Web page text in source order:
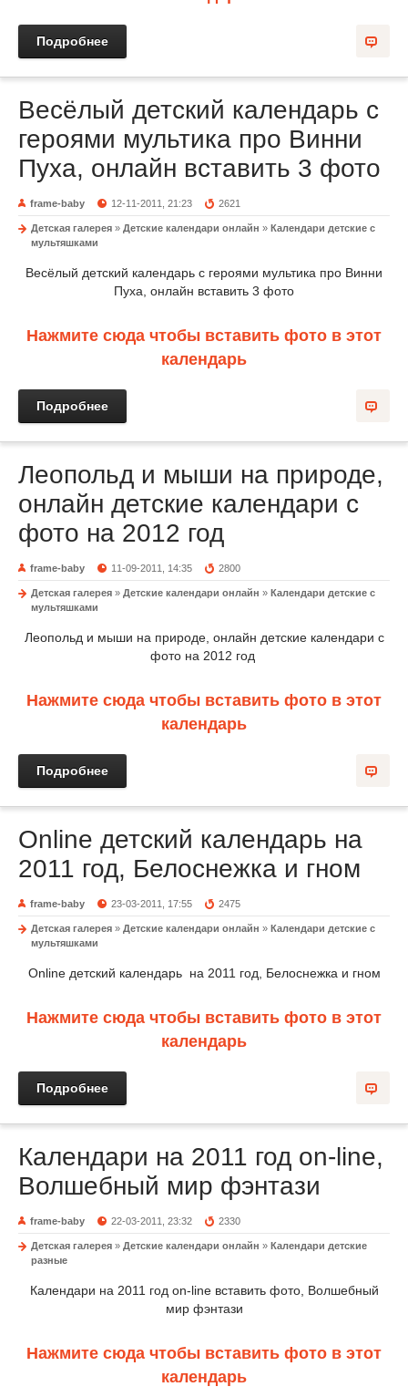
Подробнее
Весёлый детский календарь с
героями мультика про Винни
Пуха, онлайн вставить 3 фото
frame-baby 12-11-2011, 21:23 2621
Детская галерея » Детские календари онлайн » Календари детские с
мультяшками
Весёлый детский календарь с героями мультика про Винни
Пуха, онлайн вставить 3 фото
Нажмите сюда чтобы вставить фото в этот
календарь
Подробнее
Леопольд и мыши на природе,
онлайн детские календари с
фото на 2012 год
frame-baby 11-09-2011, 14:35 2800
Детская галерея » Детские календари онлайн » Календари детские с
мультяшками
Леопольд и мыши на природе, онлайн детские календари с
фото на 2012 год
Нажмите сюда чтобы вставить фото в этот
календарь
Подробнее
Online детский календарь на
2011 год, Белоснежка и гном
frame-baby 23-03-2011, 17:55 2475
Детская галерея » Детские календари онлайн » Календари детские с
мультяшками
Online детский календарь на 2011 год, Белоснежка и гном
Нажмите сюда чтобы вставить фото в этот
календарь
Подробнее
Календари на 2011 год on-line,
Волшебный мир фэнтази
frame-baby 22-03-2011, 23:32 2330
Детская галерея » Детские календари онлайн » Календари детские
разные
Календари на 2011 год on-line вставить фото, Волшебный
мир фэнтази
Нажмите сюда чтобы вставить фото в этот
календарь